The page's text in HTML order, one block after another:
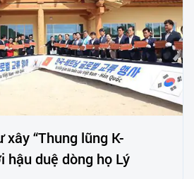
“Thung lũng K-
hậu duệ dòng họ Lý